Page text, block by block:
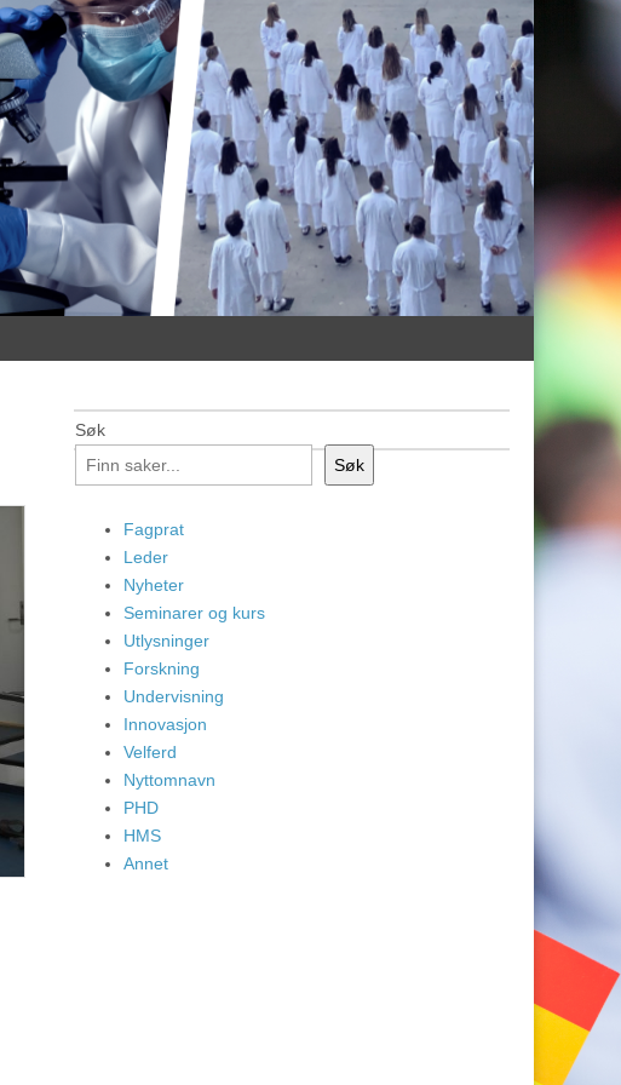
Søk
Søk
Fagprat
Leder
Nyheter
Seminarer og kurs
Utlysninger
Forskning
Undervisning
Innovasjon
Velferd
Nyttomnavn
PHD
HMS
Annet